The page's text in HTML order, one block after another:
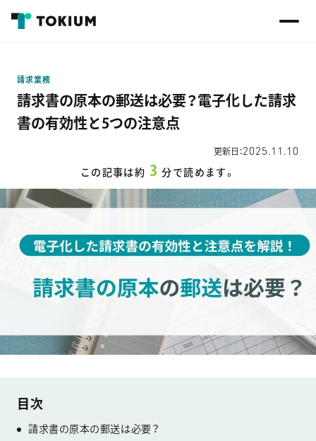
請求業務
請求書の原本の郵送は必要？電子化した請求
書の有効性と5つの注意点
更新日：2025.11.10
この記事は約 3分で読めます。
請求書の原本の郵送は必要？